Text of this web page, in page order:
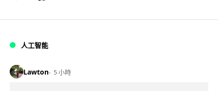
人工智能
Lawton 5 小時